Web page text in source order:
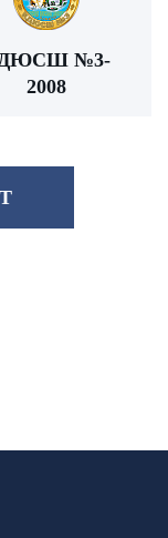
№3-
2008